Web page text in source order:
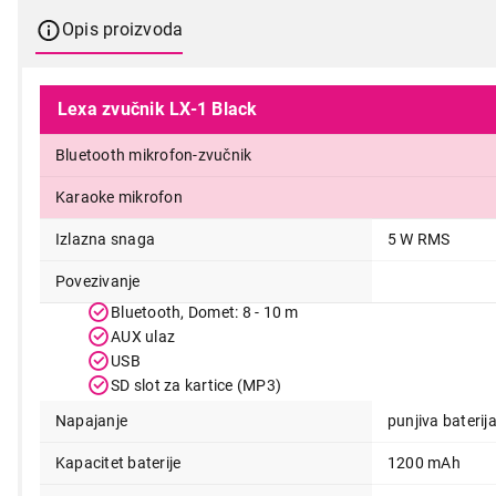
Opis proizvoda
Lexa zvučnik LX-1 Black
Bluetooth mikrofon-zvučnik
Karaoke mikrofon
Izlazna snaga 5 W RMS
Povezivanje
Bluetooth, Domet: 8 - 10 m
AUX ulaz
USB
SD slot za kartice (MP3)
Napajanje
punjiva baterija
Kapacitet baterije 1200 mAh